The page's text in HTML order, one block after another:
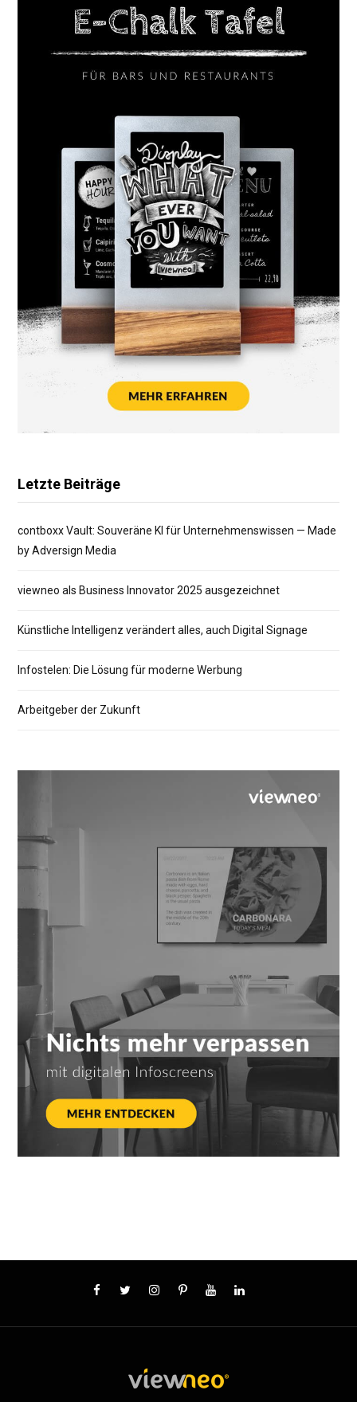
Letzte Beiträge
contboxx Vault: Souveräne KI für Unternehmenswissen — Made
by Adversign Media
viewneo als Business Innovator 2025 ausgezeichnet
Künstliche Intelligenz verändert alles, auch Digital Signage
Infostelen: Die Lösung für moderne Werbung
Arbeitgeber der Zukunft